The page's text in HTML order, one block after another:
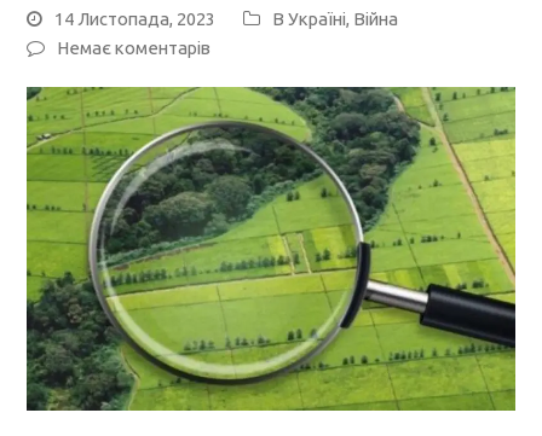
14 Листопада, 2023 В Україні, Війна
Немає коментарів